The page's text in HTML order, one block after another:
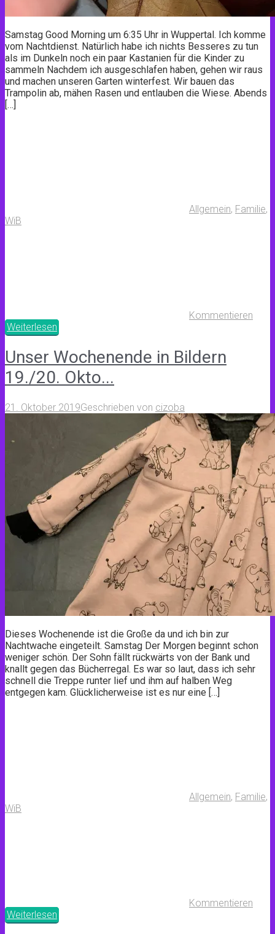
Samstag Good Morning um 6:35 Uhr in Wuppertal. Ich komme
vom Nachtdienst. Natürlich habe ich nichts Besseres zu tun
als im Dunkeln noch ein paar Kastanien für die Kinder zu
sammeln Nachdem ich ausgeschlafen haben, gehen wir raus
und machen unseren Garten winterfest. Wir bauen das
Trampolin ab, mähen Rasen und entlauben die Wiese. Abends
[…]
Allgemein, Familie,
WiB
Kommentieren
Weiterlesen
Unser Wochenende in Bildern
19./20. Okto...
21. Oktober 2019Geschrieben von cizoba
Dieses Wochenende ist die Große da und ich bin zur
Nachtwache eingeteilt. Samstag Der Morgen beginnt schon
weniger schön. Der Sohn fällt rückwärts von der Bank und
knallt gegen das Bücherregal. Es war so laut, dass ich sehr
schnell die Treppe runter lief und ihm auf halben Weg
entgegen kam. Glücklicherweise ist es nur eine […]
Allgemein, Familie,
WiB
Kommentieren
Weiterlesen